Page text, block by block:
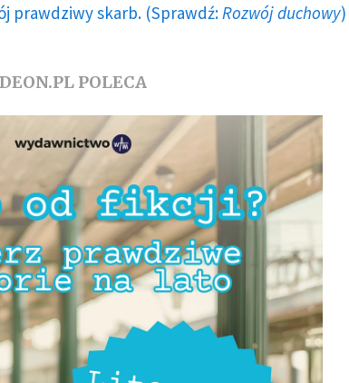
prawdziwy skarb. (Sprawdź: Rozwój duchowy)
DEON.PL POLECA